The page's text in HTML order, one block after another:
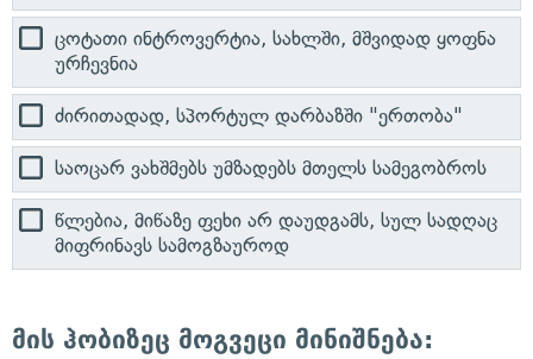
ცოტათი ინტროვერტია, სახლში, მშვიდად ყოფნა
ურჩევნია
ძირითადად, სპორტულ დარბაზში "ერთობა"
საოცარ ვახშმებს უმზადებს მთელს სამეგობროს
წლებია, მიწაზე ფეხი არ დაუდგამს, სულ სადღაც
მიფრინავს სამოგზაუროდ
მის ჰობიზეც მოგვეცი მინიშნება: